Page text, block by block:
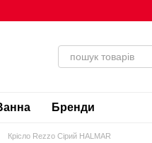
Бренди
Крісло Rezzo Сірий HALMAR